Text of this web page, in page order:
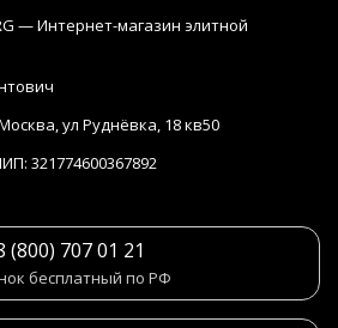
— Интернет-магазин элитной
ул Руднёвка, 18 кв50
321774600367892
(800) 707 01 21
бесплатный по РФ